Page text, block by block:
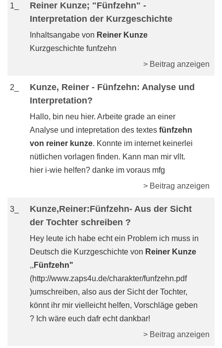
1_
Reiner Kunze; "Fünfzehn" -
Interpretation der Kurzgeschichte
Inhaltsangabe von Reiner Kunze
Kurzgeschichte funfzehn
> Beitrag anzeigen
2_
Kunze, Reiner - Fünfzehn: Analyse und
Interpretation?
Hallo, bin neu hier. Arbeite grade an einer
Analyse und intepretation des textes fünfzehn
von reiner kunze. Konnte im internet keinerlei
nütlichen vorlagen finden. Kann man mir vllt.
hier i-wie helfen? danke im voraus mfg
> Beitrag anzeigen
3_
Kunze,Reiner:Fünfzehn- Aus der Sicht
der Tochter schreiben ?
Hey leute ich habe echt ein Problem ich muss in
Deutsch die Kurzgeschichte von Reiner Kunze
,, Fünfzehn"
(http://www.zaps4u.de/charakter/funfzehn.pdf
)umschreiben, also aus der Sicht der Tochter,
könnt ihr mir vielleicht helfen, Vorschläge geben
? Ich wäre euch dafr echt dankbar!
> Beitrag anzeigen